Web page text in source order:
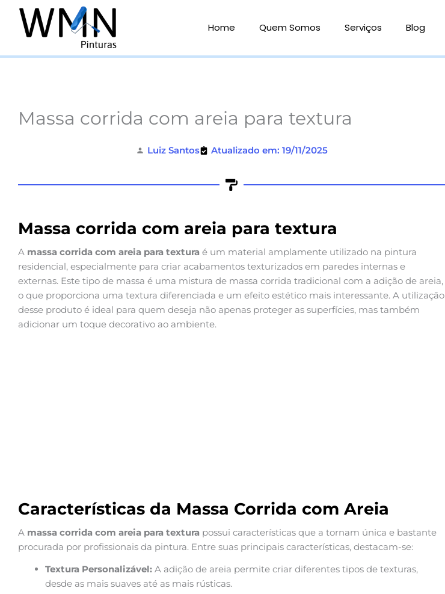
Home Quem Somos Serviços Blog
Massa corrida com areia para textura
Luiz Santos Atualizado em: 19/11/2025
Massa corrida com areia para textura
A massa corrida com areia para textura é um material amplamente utilizado na pintura
residencial, especialmente para criar acabamentos texturizados em paredes internas e
externas. Este tipo de massa é uma mistura de massa corrida tradicional com a adição de areia,
o que proporciona uma textura diferenciada e um efeito estético mais interessante. A utilização
desse produto é ideal para quem deseja não apenas proteger as superfícies, mas também
adicionar um toque decorativo ao ambiente.
Características da Massa Corrida com Areia
A massa corrida com areia para textura possui características que a tornam única e bastante
procurada por profissionais da pintura. Entre suas principais características, destacam-se:
Textura Personalizável: A adição de areia permite criar diferentes tipos de texturas,
desde as mais suaves até as mais rústicas.